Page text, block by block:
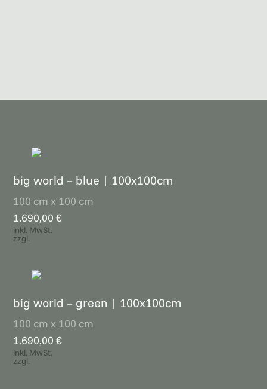
big world – blue | 100x100cm
100 cm x 100 cm
1.690,00€
inkl. MwSt.
zzgl.
big world – green | 100x100cm
100 cm x 100 cm
1.690,00€
inkl. MwSt.
zzgl.